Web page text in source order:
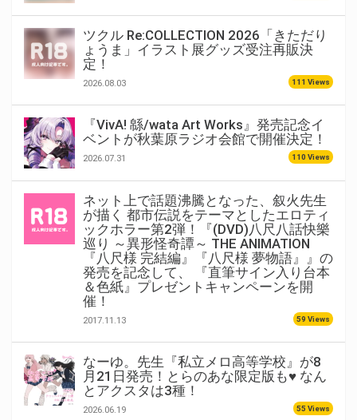
ツクル Re:COLLECTION 2026「きただり
ょうま」イラスト展グッズ受注再販決
定！
2026.08.03 111 Views
『VivA! 緜/wata Art Works』発売記念イ
ベントが秋葉原ラジオ会館で開催決定！
2026.07.31 110 Views
ネット上で話題沸騰となった、叙火先生
が描く 都市伝説をテーマとしたエロティ
ックホラー第2弾！『(DVD)八尺八話快樂
巡り ～異形怪奇譚～ THE ANIMATION
『八尺様 完結編』『八尺様 夢物語』』の
発売を記念して、 『直筆サイン入り台本
＆色紙』プレゼントキャンペーンを開
催！
2017.11.13 59 Views
なーゆ。先生『私立メロ高等学校』が8
月21日発売！とらのあな限定版も♥ なん
とアクスタは3種！
2026.06.19 55 Views